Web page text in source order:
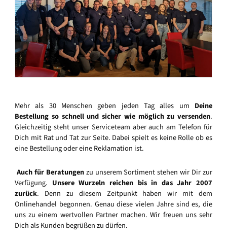
Mehr als 30 Menschen geben jeden Tag alles um Deine
Bestellung so schnell und sicher wie möglich zu versenden.
Gleichzeitig steht unser Serviceteam aber auch am Telefon für
Dich mit Rat und Tat zur Seite. Dabei spielt es keine Rolle ob es
eine Bestellung oder eine Reklamation ist.
Auch für Beratungenzu unserem Sortiment stehen wir Dir zur
Verfügung. Unsere Wurzeln reichen bis in das Jahr 2007
zurück. Denn zu diesem Zeitpunkt haben wir mit dem
Onlinehandel begonnen. Genau diese vielen Jahre sind es, die
uns zu einem wertvollen Partner machen. Wir freuen uns sehr
Dich als Kunden begrüßen zu dürfen.